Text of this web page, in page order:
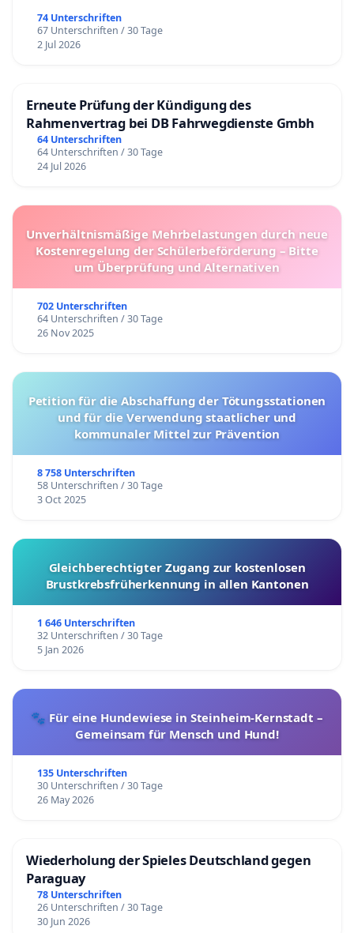
74 Unterschriften
67 Unterschriften / 30 Tage
2 Jul 2026
Erneute Prüfung der Kündigung des
Rahmenvertrag bei DB Fahrwegdienste Gmbh
64 Unterschriften
64 Unterschriften / 30 Tage
24 Jul 2026
Unverhältnismäßige Mehrbelastungen durch neue
Kostenregelung der Schülerbeförderung – Bitte
um Überprüfung und Alternativen
702 Unterschriften
64 Unterschriften / 30 Tage
26 Nov 2025
Petition für die Abschaffung der Tötungsstationen
und für die Verwendung staatlicher und
kommunaler Mittel zur Prävention
8 758 Unterschriften
58 Unterschriften / 30 Tage
3 Oct 2025
Gleichberechtigter Zugang zur kostenlosen
Brustkrebsfrüherkennung in allen Kantonen
1 646 Unterschriften
32 Unterschriften / 30 Tage
5 Jan 2026
🐾 Für eine Hundewiese in Steinheim-Kernstadt –
Gemeinsam für Mensch und Hund!
135 Unterschriften
30 Unterschriften / 30 Tage
26 May 2026
Wiederholung der Spieles Deutschland gegen
Paraguay
78 Unterschriften
26 Unterschriften / 30 Tage
30 Jun 2026